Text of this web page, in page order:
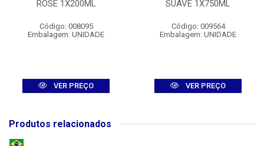
ROSE 1X200ML
Código: 008095
Embalagem: UNIDADE
VER PREÇO
SUAVE 1X750ML
Código: 009564
Embalagem: UNIDADE
VER PREÇO
Produtos relacionados